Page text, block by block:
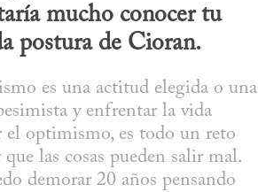
mucho conocer tu
postura de Cioran.
es una actitud elegida o una
y enfrentar la vida
optimismo, es todo un reto
las cosas pueden salir mal.
demorar 20 años pensando